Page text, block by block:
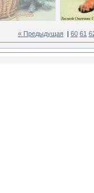
« Предыдущая | 60 61